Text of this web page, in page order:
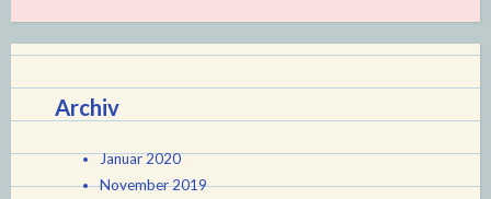
Archiv
Januar 2020
November 2019